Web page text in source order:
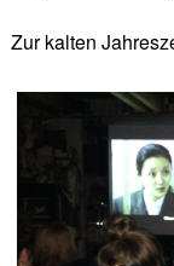
Zur kalten